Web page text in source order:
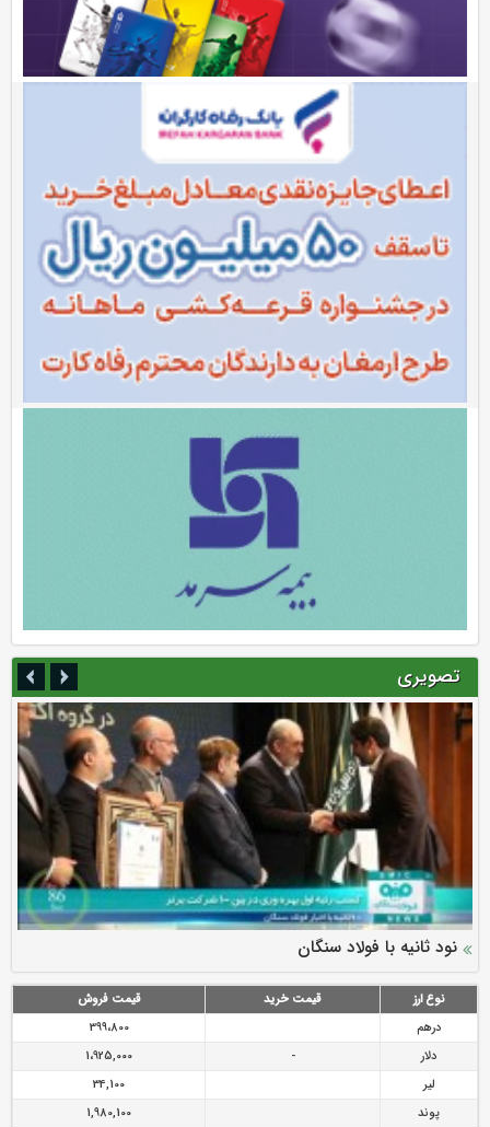
تصویری
ارزش سهام عدالت بالا رفت
سرمایه بیمه کوثر به ۴ همت می‌رسد
نود ثانیه با فولاد سنگان
تقدیر دبیرکل سندیکای بیمه گران ایران از اقدامات مدیرعامل بیمه
رازی
توصیه های رئیس پلیس فتا به مشتریان بانک ها در مورد
پیشگیری از سرقت های مجازی
نوع ارز قیمت خرید
قیمت فروش
درهم
399،800
دلار
-
1،925,000
لیر
34,100
پوند
1,980,100